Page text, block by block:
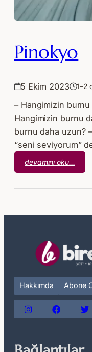
Pinokyo
5 Ekim 2023 1–2
– Hangimizin
Hangimizin burnu
burnu daha uzun?
“seni seviyorum”
devamını oku…
Hakkımda Abone